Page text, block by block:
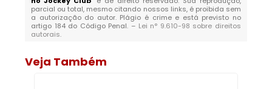
parcial ou total, mesmo citando nossos links, é proibida sem
a autorização do autor. Plágio é crime e está previsto no
artigo 184 do Código Penal. – Lei n° 9.610-98 sobre direitos
autorais.
Veja Também